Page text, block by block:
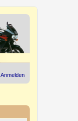
Anmelden